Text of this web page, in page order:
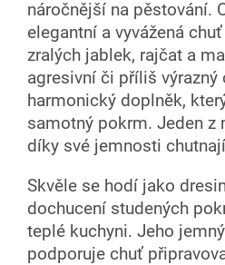
náročnější na pěstování.
elegantní a vyvážená
zralých jablek, rajčat a
agresivní či příliš výrazný
harmonický doplněk,
samotný pokrm. Jeden z
díky své jemnosti
Skvěle se hodí jako
dochucení studených
teplé kuchyni. Jeho
podporuje chuť